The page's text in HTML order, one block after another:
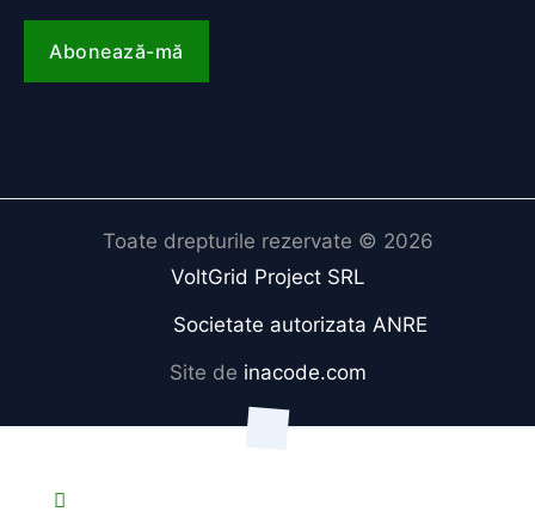
Toate drepturile rezervate © 2026
VoltGrid Project SRL
Societate autorizata ANRE
Site de inacode.com